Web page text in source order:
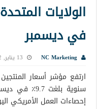
الولايات
في ديسمبر
NC Marketing 13 يناير, 2022 5:50 م
ارتفع مؤشر أسعار
سنوية بلغت
إحصاءات العمل الأمريكي